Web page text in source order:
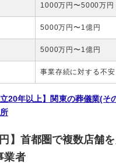
1000万円〜5000万円
5000万円〜1億円
5000万円〜1億円
事業存続に対する不安
立20年以上】関東の葬儀業(そ
円】首都圏で複数店舗
業者